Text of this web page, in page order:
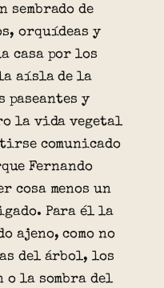
sembrado de
orquídeas y
casa por los
aísla de la
paseantes y
la vida vegetal
comunicado
Fernando
cosa menos un
Para él la
ajeno, como no
del árbol, los
o la sombra del